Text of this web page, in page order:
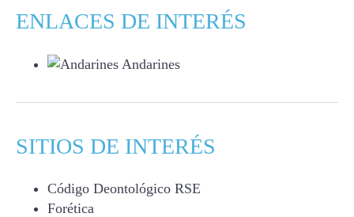
ENLACES DE INTERÉS
Andarines
SITIOS DE INTERÉS
Código Deontológico RSE
Forética